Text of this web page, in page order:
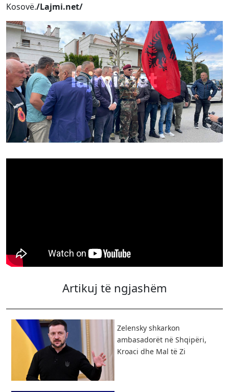
Kosovë./Lajmi.net/
Artikuj të ngjashëm
Zelensky shkarkon
ambasadorët në Shqipëri,
Kroaci dhe Mal të Zi